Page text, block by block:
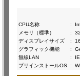
CPU名称
:
メモリ（標準）
:
ディスプレイサイズ
:
グラフィック機能
:
無線LAN
:
プリインストールOS :